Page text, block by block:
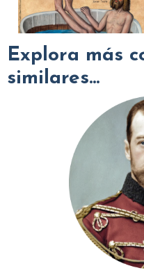
Explora más
similares...